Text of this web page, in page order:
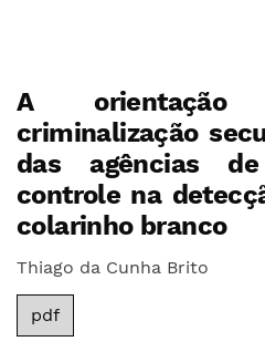
A
criminalização
das agências
controle na
colarinho branco
Thiago da Cunha Brito
pdf